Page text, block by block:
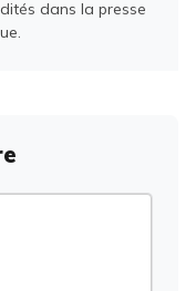
dans la presse